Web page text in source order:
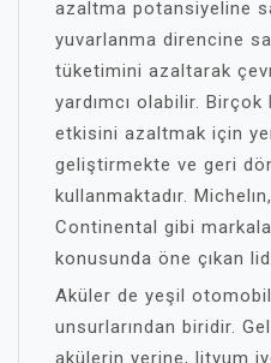
azaltma potansiyeline
yuvarlanma direncine
tüketimini azaltarak
yardımcı olabilir.
etkisini azaltmak için
geliştirmekte ve geri
kullanmaktadır.
Continental gibi
konusunda öne çıkan
Aküler de yeşil
unsurlarından biridir.
akülerin yerine, lityum